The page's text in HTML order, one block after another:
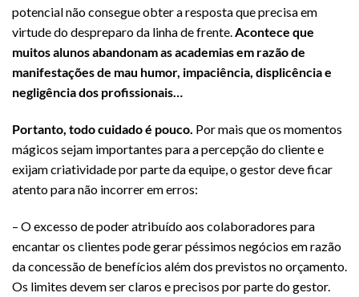
potencial não consegue obter a resposta que precisa em
virtude do despreparo da linha de frente.Acontece que
muitos alunos abandonam as academias em razão de
manifestações de mau humor, impaciência, displicência e
negligência dos profissionais…
Portanto, todo cuidado é pouco. Por mais que os momentos
mágicos sejam importantes para a percepção do cliente e
exijam criatividade por parte da equipe, o gestor deve ficar
atento para não incorrer em erros:
– O excesso de poder atribuído aos colaboradores para
encantar os clientes pode gerar péssimos negócios em razão
da concessão de benefícios além dos previstos no orçamento.
Os limites devem ser claros e precisos por parte do gestor.